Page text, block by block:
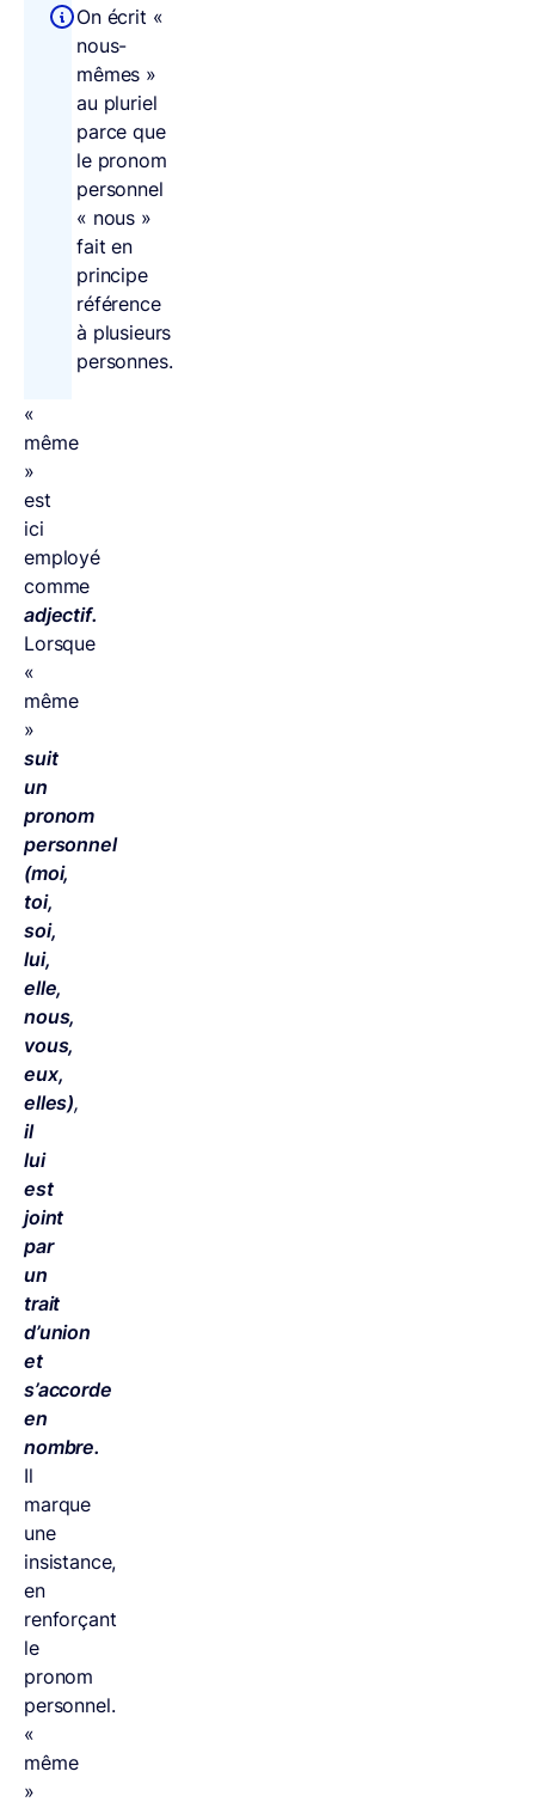
On écrit «
nous-
mêmes »
au pluriel
parce que
le pronom
personnel
« nous »
fait en
principe
référence
à plusieurs
personnes.
«
même
»
est
ici
employé
comme
adjectif.
Lorsque
«
même
»
suit
un
pronom
personnel
(moi,
toi,
soi,
lui,
elle,
nous,
vous,
eux,
elles),
il
lui
est
joint
par
un
trait
d’union
et
s’accorde
en
nombre.
Il
marque
une
insistance,
en
renforçant
le
pronom
personnel.
«
même
»